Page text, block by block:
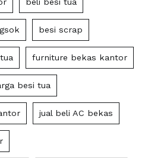
beli besi tua
besi scrap
furniture bekas kantor
besi tua
jual beli AC bekas